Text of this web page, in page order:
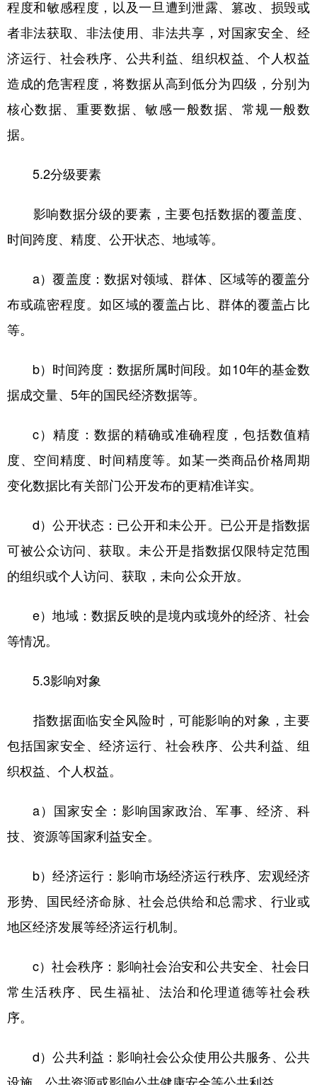
程度和敏感程度，以及一旦遭到泄露、篡改、损毁或
者非法获取、非法使用、非法共享，对国家安全、经
济运行、社会秩序、公共利益、组织权益、个人权益
造成的危害程度，将数据从高到低分为四级，分别为
核心数据、重要数据、敏感一般数据、常规一般数
据。
5.2分级要素
影响数据分级的要素，主要包括数据的覆盖度、
时间跨度、精度、公开状态、地域等。
a）覆盖度：数据对领域、群体、区域等的覆盖分
布或疏密程度。如区域的覆盖占比、群体的覆盖占比
等。
b）时间跨度：数据所属时间段。如10年的基金数
据成交量、5年的国民经济数据等。
c）精度：数据的精确或准确程度，包括数值精
度、空间精度、时间精度等。如某一类商品价格周期
变化数据比有关部门公开发布的更精准详实。
d）公开状态：已公开和未公开。已公开是指数据
可被公众访问、获取。未公开是指数据仅限特定范围
的组织或个人访问、获取，未向公众开放。
e）地域：数据反映的是境内或境外的经济、社会
等情况。
5.3影响对象
指数据面临安全风险时，可能影响的对象，主要
包括国家安全、经济运行、社会秩序、公共利益、组
织权益、个人权益。
a）国家安全：影响国家政治、军事、经济、科
技、资源等国家利益安全。
b）经济运行：影响市场经济运行秩序、宏观经济
形势、国民经济命脉、社会总供给和总需求、行业或
地区经济发展等经济运行机制。
c）社会秩序：影响社会治安和公共安全、社会日
常生活秩序、民生福祉、法治和伦理道德等社会秩
序。
d）公共利益：影响社会公众使用公共服务、公共
设施、公共资源或影响公共健康安全等公共利益。